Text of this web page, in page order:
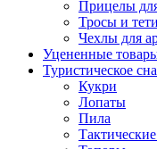
Прицелы
Тросы и
Чехлы для
Уцененные
Туристическое
Кукри
Лопаты
Пила